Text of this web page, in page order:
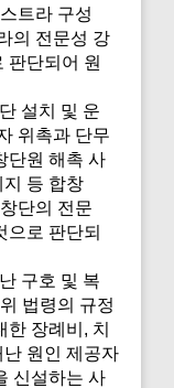
트라 구성
의 전문성 강
판단되어 원
설치 및 운
위촉과 단무
단원 해촉 사
등 합창
단의 전문
으로 판단되
구호 및 복
법령의 규정
장례비, 치
원인 제공자
신설하는 사